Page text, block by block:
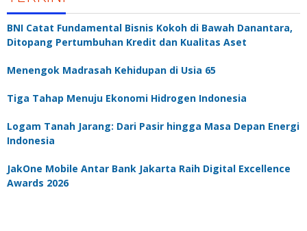
BNI Catat Fundamental Bisnis Kokoh di Bawah Danantara,
Ditopang Pertumbuhan Kredit dan Kualitas Aset
Menengok Madrasah Kehidupan di Usia 65
Tiga Tahap Menuju Ekonomi Hidrogen Indonesia
Logam Tanah Jarang: Dari Pasir hingga Masa Depan Energi
Indonesia
JakOne Mobile Antar Bank Jakarta Raih Digital Excellence
Awards 2026